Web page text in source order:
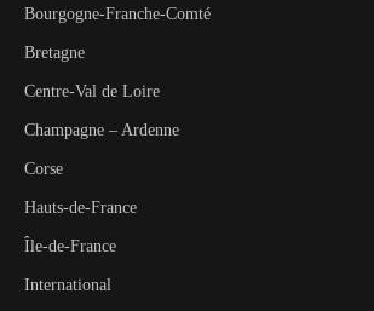
Bourgogne-Franche-Comté
Bretagne
Centre-Val de Loire
Champagne – Ardenne
Corse
Hauts-de-France
Île-de-France
International